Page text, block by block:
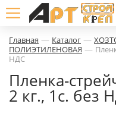
Главная — Каталог —
ПОЛИЭТИЛЕНОВАЯ —
НДС
Пленка-
2 кг., 1с. без